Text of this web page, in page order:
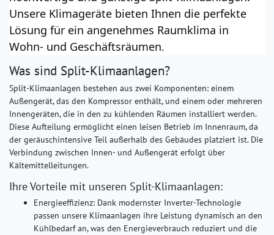
Unsere Klimageräte bieten Ihnen die perfekte
Lösung für ein angenehmes Raumklima in
Wohn- und Geschäftsräumen.
Was sind Split-Klimaanlagen?
Split-Klimaanlagen bestehen aus zwei Komponenten: einem
Außengerät, das den Kompressor enthält, und einem oder mehreren
Innengeräten, die in den zu kühlenden Räumen installiert werden.
Diese Aufteilung ermöglicht einen leisen Betrieb im Innenraum, da
der geräuschintensive Teil außerhalb des Gebäudes platziert ist. Die
Verbindung zwischen Innen- und Außengerät erfolgt über
Kältemittelleitungen.
Ihre Vorteile mit unseren Split-Klimaanlagen:
Energieeffizienz: Dank modernster Inverter-Technologie
passen unsere Klimaanlagen ihre Leistung dynamisch an den
Kühlbedarf an, was den Energieverbrauch reduziert und die